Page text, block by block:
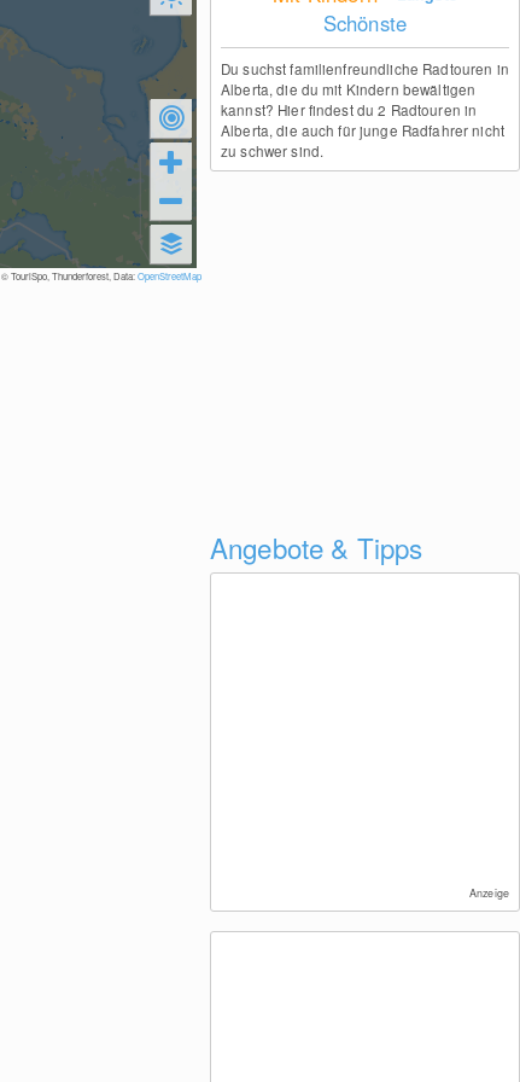
© TouriSpo, Thunderforest, Data:OpenStreetMap
Schönste
Du suchst familienfreundliche Radtouren in
Alberta, die du mit Kindern bewältigen
kannst? Hier findest du 2 Radtouren in
Alberta, die auch für junge Radfahrer nicht
zu schwer sind.
Angebote & Tipps
Anzeige